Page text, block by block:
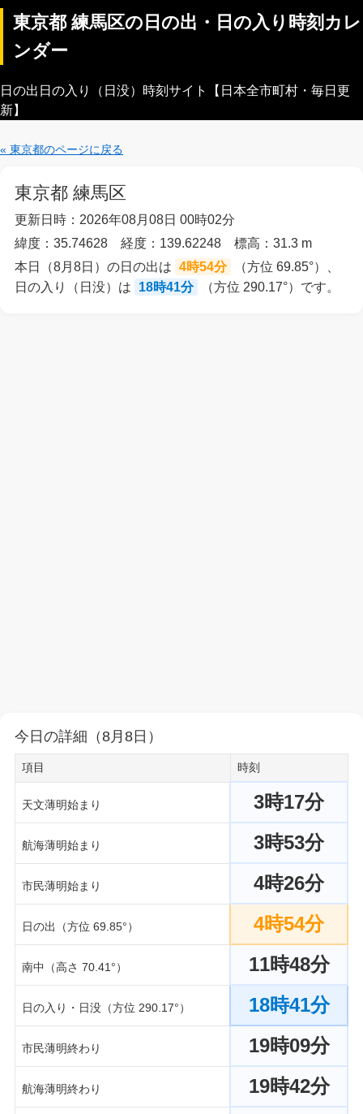
東京都 練馬区の日の出・日の入り時刻カレ
ンダー
日の出日の入り（日没）時刻サイト【日本全市町村・毎日更
新】
« 東京都のページに戻る
東京都 練馬区
更新日時：2026年08月08日 00時02分
緯度：35.74628 経度：139.62248 標高：31.3 m
本日（8月8日）の日の出は 4時54分
（方位 69.85°）、
日の入り（日没）は
18時41分 （方位 290.17°）です。
今日の詳細（8月8日）
項目 時刻
天文薄明始まり 3時17分
航海薄明始まり 3時53分
市民薄明始まり 4時26分
日の出（方位 69.85°） 4時54分
南中（高さ 70.41°） 11時48分
日の入り・日没（方位 290.17°） 18時41分
市民薄明終わり 19時09分
航海薄明終わり 19時42分